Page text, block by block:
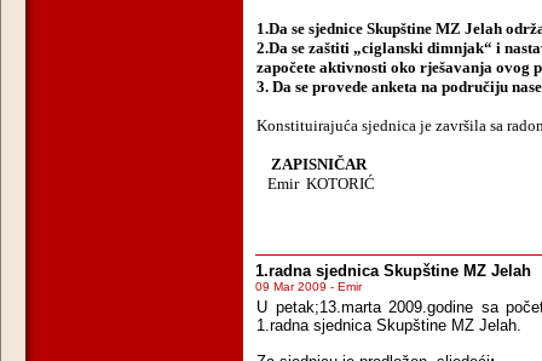
1.Da se sjednice Skupštine MZ Jelah
2.Da se zaštiti „ciglanski dimnjak“ i
započete aktivnosti oko rješavanja ovog
3. Da se provede anketa na područiju
Konstituirajuća sjednica je završila sa
ZAPISNIČAR
Emir KOTORIĆ
1.radna sjednica Skupštine MZ Jelah
09 Mar 2009 - Emir
U petak;13.marta 2009.godine sa
1.radna sjednica Skupštine MZ Jelah.